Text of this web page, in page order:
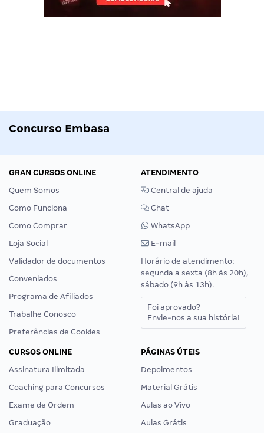
Concurso Embasa
GRAN CURSOS ONLINE
Quem Somos
Como Funciona
Como Comprar
Loja Social
Validador de documentos
Conveniados
Programa de Afiliados
Trabalhe Conosco
Preferências de Cookies
ATENDIMENTO
Central de ajuda
Chat
WhatsApp
E-mail
Horário de atendimento:
segunda a sexta (8h às 20h),
sábado (9h às 13h).
Foi aprovado?
Envie-nos a sua história!
CURSOS ONLINE
Assinatura Ilimitada
Coaching para Concursos
Exame de Ordem
Graduação
PÁGINAS ÚTEIS
Depoimentos
Material Grátis
Aulas ao Vivo
Aulas Grátis